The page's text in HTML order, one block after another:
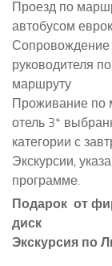
Проезд по
автобусом
Сопровождение
руководителя
маршруту
Проживание по
отель 3*
категории с
Экскурсии,
программе.
Подарок от
диск
Экскурсия по